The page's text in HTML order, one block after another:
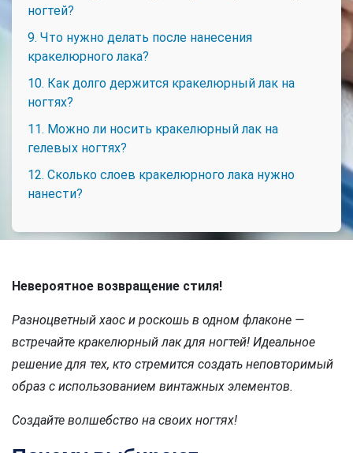
ногтей?
9. Что нужно делать после нанесения
кракелюрного лака?
10. Как долго держится кракелюрный лак на
ногтях?
11. Можно ли носить кракелюрный лак на
гелевых ногтях?
12. Сколько слоев кракелюрного лака нужно
нанести?
Невероятное возвращение стиля!
Разноцветный хаос и роскошь в одном флаконе —
встречайте кракелюрный лак для ногтей! Идеальное
решение для тех, кто стремится создать неповторимый
образ с использованием винтажных элементов.
Создайте волшебство на своих ногтях!